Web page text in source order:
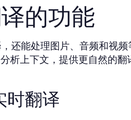
的功能
还能处理图片、音频和视
析上下文，提供更自然的翻
时翻译